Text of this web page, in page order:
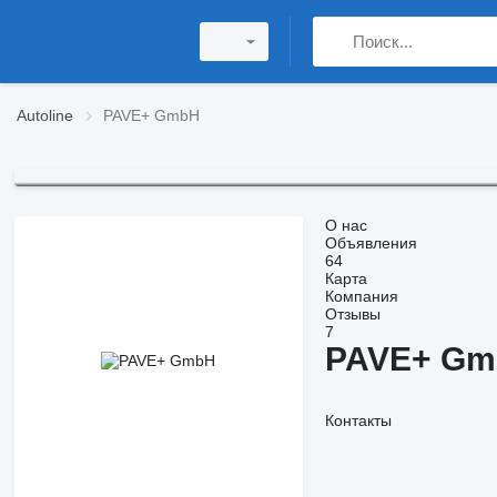
Autoline PAVE+ GmbH
О нас
Объявления
64
Карта
Компания
Отзывы
7
PAVE+
Контакты